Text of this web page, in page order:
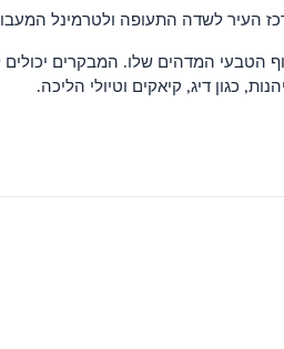
לשדה התעופה ולטרמינל
הטבעי המדהים שלו. המבקרים
כגון דיג, קיאקים וטיולי הליכה.